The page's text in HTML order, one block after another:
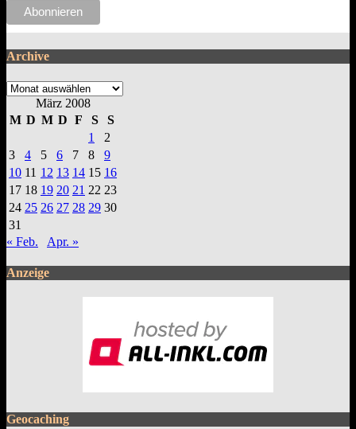
Archive
Archive
März 2008
M D M D F S
S
1
2
3
4 5 6 7 8
9
10 11 12 13 14 15 16
17 18 19 20 21 22 23
24 25 26 27 28 29 30
31
« Feb.
Apr. »
Anzeige
Geocaching